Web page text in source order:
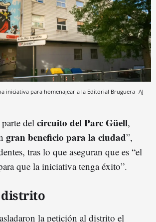
iniciativa para homenajear a la Editorial Bruguera AJ
del circuito del Parc Güell,
gran beneficio para la ciudad”,
tras lo que aseguran que es “el
que la iniciativa tenga éxito”.
distrito
la petición al distrito el